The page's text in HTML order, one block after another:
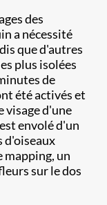
des
a nécessité
que d'autres
plus isolées
de
été activés et
visage d'une
envolé d'un
d'oiseaux
mapping, un
sur le dos